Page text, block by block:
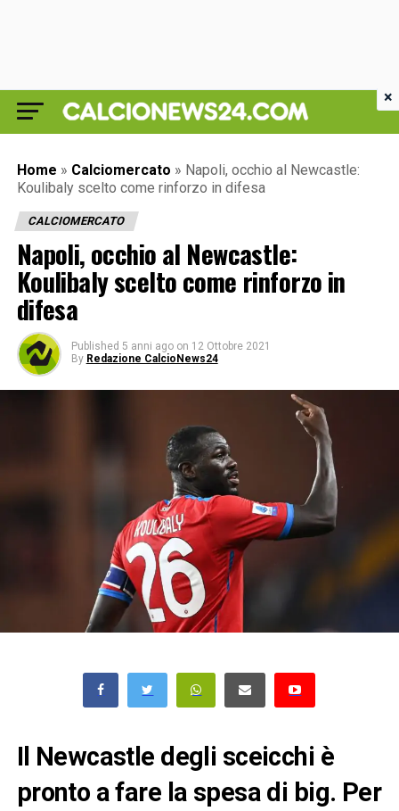
Home » Calciomercato » Napoli, occhio al Newcastle:
Koulibaly scelto come rinforzo in difesa
CALCIOMERCATO
Napoli, occhio al Newcastle:
Koulibaly scelto come rinforzo in
difesa
Published 5 anni ago on 12 Ottobre 2021
By Redazione CalcioNews24
Il Newcastle degli sceicchi è
pronto a fare la spesa di big. Per
×